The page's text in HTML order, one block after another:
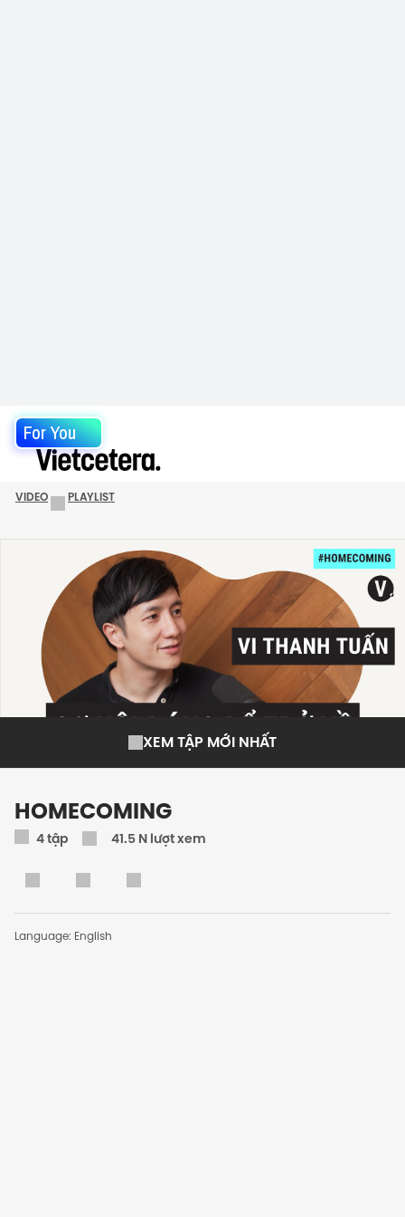
For You
VIDEO PLAYLIST
XEM TẬP MỚI NHẤT
HOMECOMING
4tập 41.5 N lượt xem
Language: English